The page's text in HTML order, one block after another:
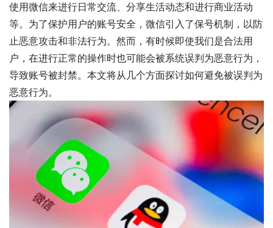
使用微信来进行日常交流、分享生活动态和进行商业活动
等。为了保护用户的账号安全，微信引入了保号机制，以防
止恶意攻击和非法行为。然而，有时候即使我们是合法用
户，在进行正常的操作时也可能会被系统误判为恶意行为，
导致账号被封禁。本文将从几个方面探讨如何避免被误判为
恶意行为。